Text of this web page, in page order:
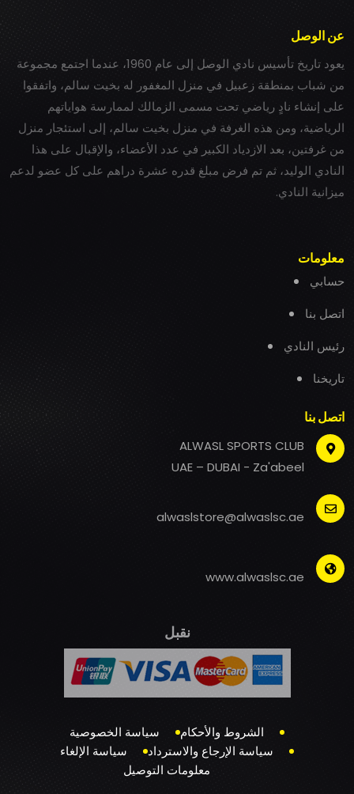
عن الوصل
يعود تاريخ تأسيس نادي الوصل إلى عام 1960، عندما اجتمع مجموعة
من شباب بمنطقة زعبيل في منزل المغفور له بخيت سالم، واتفقوا
على إنشاء نادٍ رياضي تحت مسمى الزمالك لممارسة هواياتهم
الرياضية، ومن هذه الغرفة في منزل بخيت سالم، إلى استئجار منزل
من غرفتين، بعد الازدياد الكبير في عدد الأعضاء، والإقبال على هذا
النادي الوليد، ثم تم فرض مبلغ قدره عشرة دراهم على كل عضو لدعم
ميزانية النادي.
معلومات
حسابي
اتصل بنا
رئيس النادي
تاريخنا
اتصل بنا
ALWASL SPORTS CLUB
UAE – DUBAI - Za'abeel
alwaslstore@alwaslsc.ae
www.alwaslsc.ae
نقبل
الشروط والأحكام
سياسة الخصوصية
سياسة الإرجاع والاسترداد
سياسة الإلغاء
معلومات التوصيل